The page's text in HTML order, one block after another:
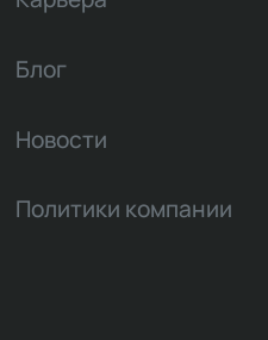
Блог
Новости
Политики компании